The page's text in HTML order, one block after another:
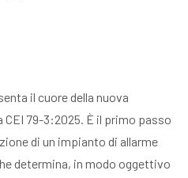
il cuore della nuova
79-3:2025. È il primo passo
di un impianto di allarme
determina, in modo oggettivo